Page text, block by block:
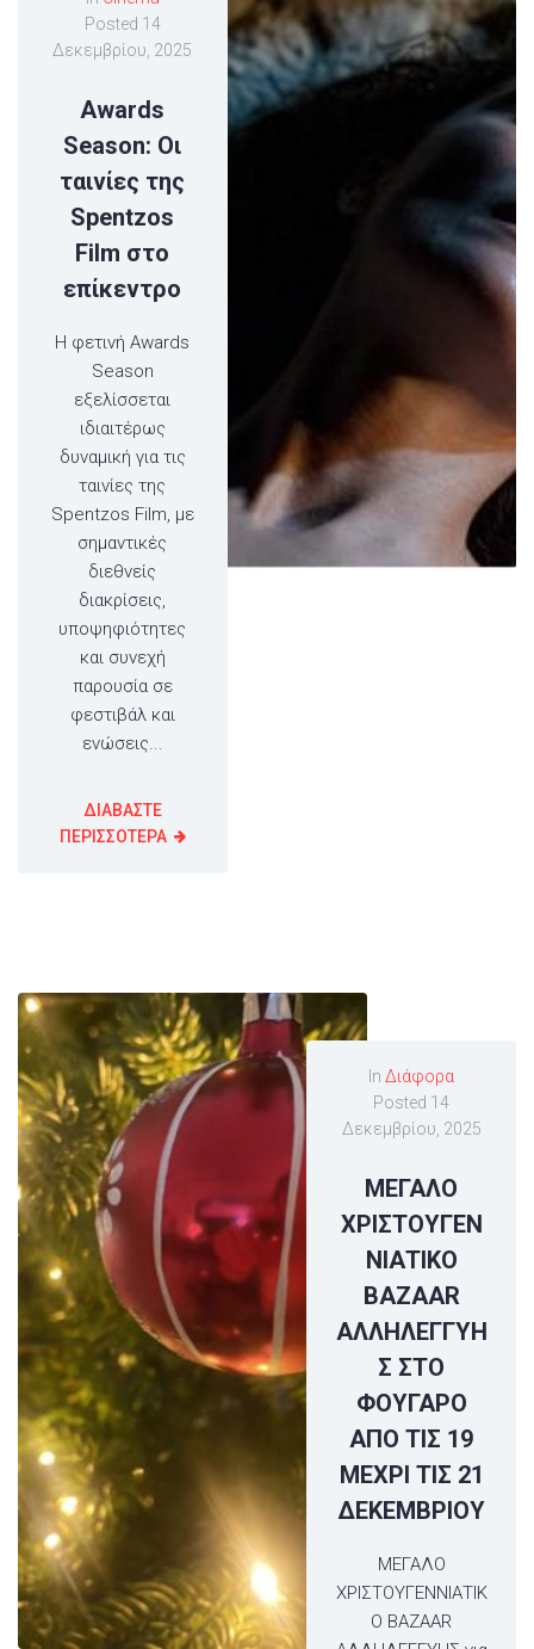
Posted 14
Δεκεμβρίου, 2025
Awards
Season: Οι
ταινίες της
Spentzos
Film στο
επίκεντρο
Η φετινή Awards
Season
εξελίσσεται
ιδιαιτέρως
δυναμική για τις
ταινίες της
Spentzos Film, με
σημαντικές
διεθνείς
διακρίσεις,
υποψηφιότητες
και συνεχή
παρουσία σε
φεστιβάλ και
ενώσεις...
ΔΙΑΒΑΣΤΕ
ΠΕΡΙΣΣΟΤΕΡΑ
InΔιάφορα
Posted 14
Δεκεμβρίου, 2025
MΕΓΑΛΟ
ΧΡΙΣΤΟΥΓΕΝ
ΝΙΑΤΙΚΟ
BAZΑAR
ΑΛΛΗΛΕΓΓΥΗ
Σ ΣΤΟ
ΦΟΥΓΑΡΟ
ΑΠΟ ΤΙΣ 19
ΜΕΧΡΙ ΤΙΣ 21
ΔΕΚΕΜΒΡΙΟΥ
ΜΕΓΑΛΟ
ΧΡΙΣΤΟΥΓΕΝΝΙΑΤΙΚ
Ο BAZAAR